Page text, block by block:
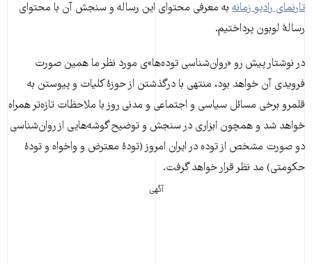
تارنمای رادیو زمانه به معرفی محتوای این رساله و سنجش آن با محتوای
رسالۀ لوبون پرداختیم.
در نوشتار پیش رو «روان‌شناسی توده‌ها»ی مورد نظر ما همین صورت
فرویدی آن خواهد بود، منتهی با درگذشتن از حوزۀ کلیات و پیوستن به
قلمرو برخی مسائل سیاسی و اجتماعی و مدنی روز با ملاحظات تازه‌تر همراه
خواهد شد و همچون ابزاری در سنجش و توضیح گوشه‌هایی از روان‌شناسی
دو صورت مشخص از توده در ایران امروز (تودۀ معترض و واخواه و تودۀ
حکومتی) مد نظر قرار خواهد گرفت.
آگهی